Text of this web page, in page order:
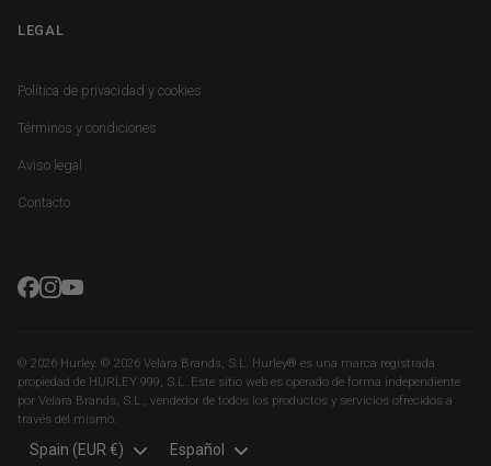
LEGAL
Política de privacidad y cookies
Términos y condiciones
Aviso legal
Contacto
© 2026 Hurley. © 2026 Velara Brands, S.L. Hurley® es una marca registrada
propiedad de HURLEY 999, S.L. Este sitio web es operado de forma independiente
por Velara Brands, S.L., vendedor de todos los productos y servicios ofrecidos a
través del mismo.
Spain (EUR €) Español